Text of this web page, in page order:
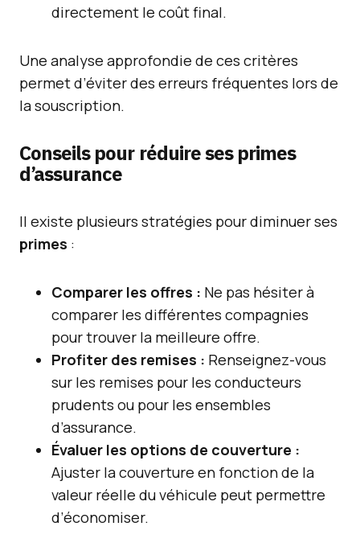
directement le coût final.
Une analyse approfondie de ces critères
permet d’éviter des erreurs fréquentes lors de
la souscription.
Conseils pour réduire ses primes
d’assurance
Il existe plusieurs stratégies pour diminuer ses
primes :
Comparer les offres : Ne pas hésiter à
comparer les différentes compagnies
pour trouver la meilleure offre.
Profiter des remises : Renseignez-vous
sur les remises pour les conducteurs
prudents ou pour les ensembles
d’assurance.
Évaluer les options de couverture :
Ajuster la couverture en fonction de la
valeur réelle du véhicule peut permettre
d’économiser.